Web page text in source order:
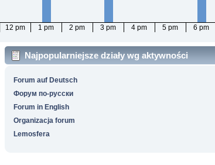
12 pm 1 pm 2 pm 3 pm 4 pm 5 pm 6 pm
Najpopularniejsze działy wg aktywności
Forum auf Deutsch
Форум по-русски
Forum in English
Organizacja forum
Lemosfera